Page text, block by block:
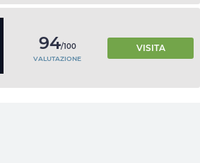
94/100
VALUTAZIONE
VISITA